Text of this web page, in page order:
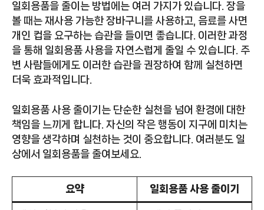
일회용품을 줄이는 방법에는 여러 가지가 있습니다. 장을
볼 때는 재사용 가능한 장바구니를 사용하고, 음료를 사면
개인 컵을 요구하는 습관을 들이면 좋습니다. 이러한 과정
을 통해 일회용품 사용을 자연스럽게 줄일 수 있습니다. 주
변 사람들에게도 이러한 습관을 권장하여 함께 실천하면
더욱 효과적입니다.
일회용품 사용 줄이기는 단순한 실천을 넘어 환경에 대한
책임을 느끼게 합니다. 자신의 작은 행동이 지구에 미치는
영향을 생각하며 실천하는 것이 중요합니다. 여러분도 일
상에서 일회용품을 줄여보세요.
요약 일회용품 사용 줄이기